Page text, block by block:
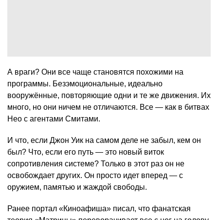
А враги? Они все чаще становятся похожими на
программы. Безэмоциональные, идеально
вооружённые, повторяющие одни и те же движения. Их
много, но они ничем не отличаются. Все — как в битвах
Нео с агентами Смитами.
И что, если Джон Уик на самом деле не забыл, кем он
был? Что, если его путь — это новый виток
сопротивления системе? Только в этот раз он не
освобождает других. Он просто идет вперед — с
оружием, памятью и жаждой свободы.
Ранее портал «Киноафиша» писал, что фанатская